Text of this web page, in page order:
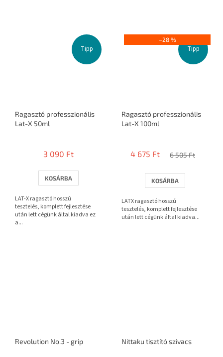
Tipp
Ragasztó professzionális
Lat-X 50ml
átlagos
5-
ből
csillag.
3 090 Ft
KOSÁRBA
LAT-X ragasztó hosszú
tesztelés, komplett fejlesztése
után lett cégünk által kiadva ez
a...
Tipp
–28 %
Ragasztó professzionális
Lat-X 100ml
átlagos
5-
ből
csillag.
4 675 Ft 6 505 Ft
KOSÁRBA
LATX ragasztó hosszú
tesztelés, komplett fejlesztése
után lett cégünk által kiadva...
Revolution No.3 - grip Nittaku tisztító szivacs